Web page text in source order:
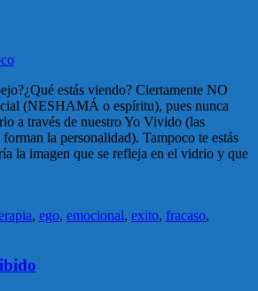
estás viendo? Ciertamente NO
(NESHAMÁ o espíritu), pues nunca
a través de nuestro Yo Vivido (las
la personalidad). Tampoco te estás
la imagen que se refleja en el vidrio y que
, ego, emocional, exito, fracaso,